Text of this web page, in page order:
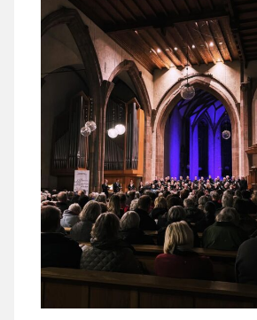
stuttgarter_oratorienchor
März 24